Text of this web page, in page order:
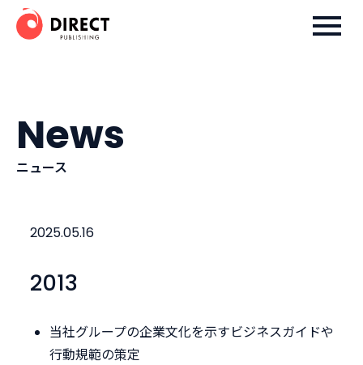
Skip
ダイレクト出版株式会社
News
ニュース
2025.05.16
2013
当社グループの企業文化を示すビジネスガイドや
行動規範の策定